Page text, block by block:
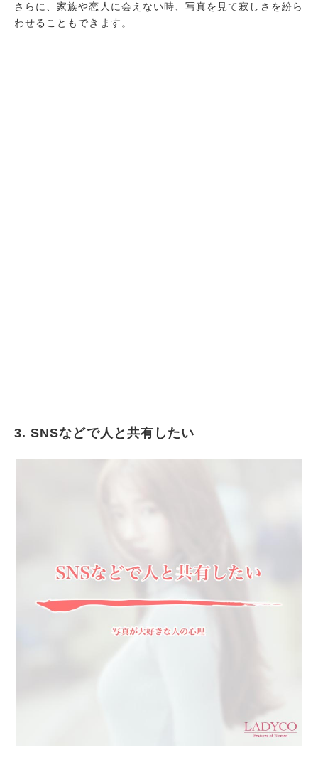
さらに、家族や恋人に会えない時、写真を見て寂しさを紛ら
わせることもできます。
3. SNSなどで人と共有したい